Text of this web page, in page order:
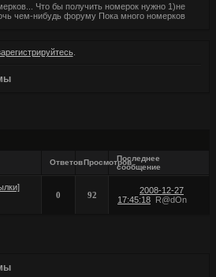
Что бы получить номерок нужно 1)не
чем-нибудь форуму Пока много номерков
.
ОтветовПросмотровПоследнее
сообщение
0 92
2008-12-27
17:45:18 R@dOn